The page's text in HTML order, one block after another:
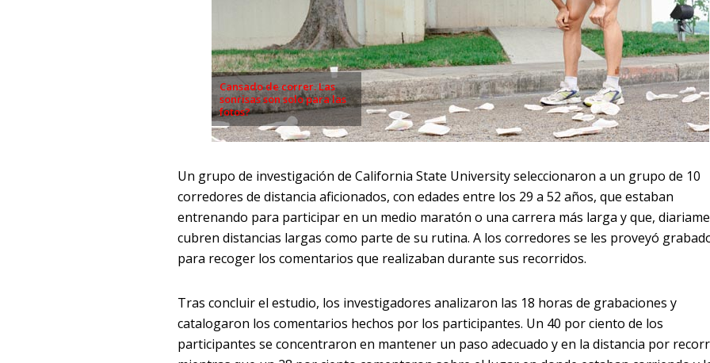
Cansado de correr. Las
sonrisas son solo para las
fotos?
Un grupo de investigación de California State University seleccionaron a un grupo de 10
corredores de distancia aficionados, con edades entre los 29 a 52 años, que estaban
entrenando para participar en un medio maratón o una carrera más larga y que,
cubren distancias largas como parte de su rutina. A los corredores se les proveyó
para recoger los comentarios que realizaban durante sus recorridos.
Tras concluir el estudio, los investigadores analizaron las 18 horas de grabaciones y
catalogaron los comentarios hechos por los participantes. Un 40 por ciento de los
participantes se concentraron en mantener un paso adecuado y en la distancia por